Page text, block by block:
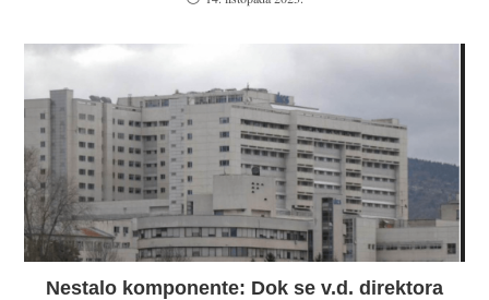
Nestalo komponente: Dok se v.d. direktora